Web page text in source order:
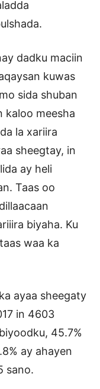
dadku maciin
kuwas
sida shuban
kaloo meesha
la xariira
sheegtay, in
ay heli
Taas oo
biyaha. Ku
waa ka
ayaa sheegaty
in 4603
45.7%
ay ahayen
sano.